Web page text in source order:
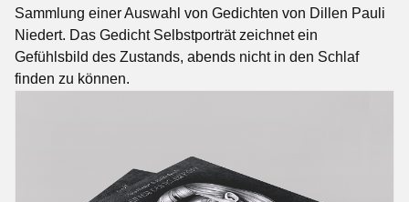
Sammlung einer Auswahl von Gedichten von Dillen Pauli
Niedert. Das Gedicht Selbstporträt zeichnet ein
Gefühlsbild des Zustands, abends nicht in den Schlaf
finden zu können.